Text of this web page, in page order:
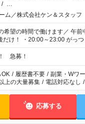
/ …
ム／株式会社ケン＆スタッフ
時間で働けます／ 午前中だけ！ ・7:00～
16:00～翌8:00 …etc ※時間曜日イベントによ
す。
急募！
OK / 履歴書不要 / 副業・Wワ
上の大量募集 / 電話対応なし /
応募する